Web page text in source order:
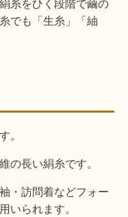
でも「生糸」「紬
。
の長い絹糸です。
・訪問着などフォー
いられます。